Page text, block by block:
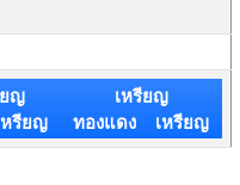
ญ
รียญ
เหรียญ
ทองแดง เหรียญ